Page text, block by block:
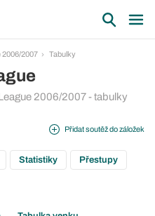
2006/2007 Tabulky
2006/2007 - tabulky
Přidat soutěž do záložek
Statistiky Přestupy